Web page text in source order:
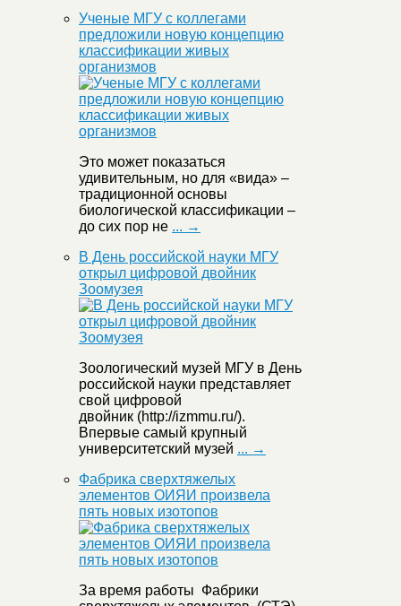
Ученые МГУ с коллегами
предложили новую концепцию
классификации живых
организмов
Это может показаться
удивительным, но для «вида» –
традиционной основы
биологической классификации –
до сих пор не ... →
В День российской науки МГУ
открыл цифровой двойник
Зоомузея
Зоологический музей МГУ в День
российской науки представляет
свой цифровой
двойник (http://izmmu.ru/).
Впервые самый крупный
университетский музей ... →
Фабрика сверхтяжелых
элементов ОИЯИ произвела
пять новых изотопов
За время работы Фабрики